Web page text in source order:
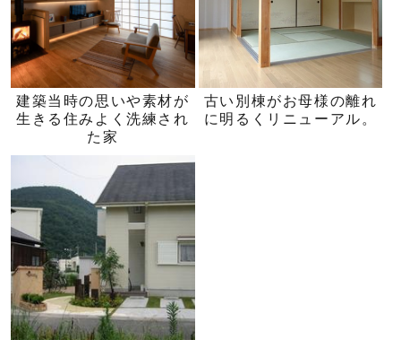
建築当時の思いや素材が
生きる住みよく洗練され
た家
古い別棟がお母様の離れ
に明るくリニューアル。